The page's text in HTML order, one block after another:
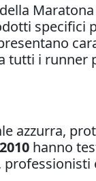
tutti i runner
azzurra,
hanno